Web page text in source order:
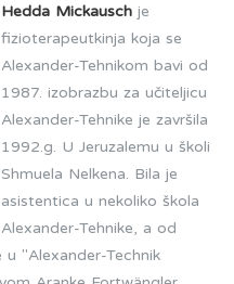
Hedda Mickausch je
fizioterapeutkinja koja se
Alexander-Tehnikom bavi od
1987. izobrazbu za učiteljicu
Alexander-Tehnike je završila
1992.g. U Jeruzalemu u školi
Shmuela Nelkena. Bila je
asistentica u nekoliko škola
Alexander-Tehnike, a od
"Alexander-Technik